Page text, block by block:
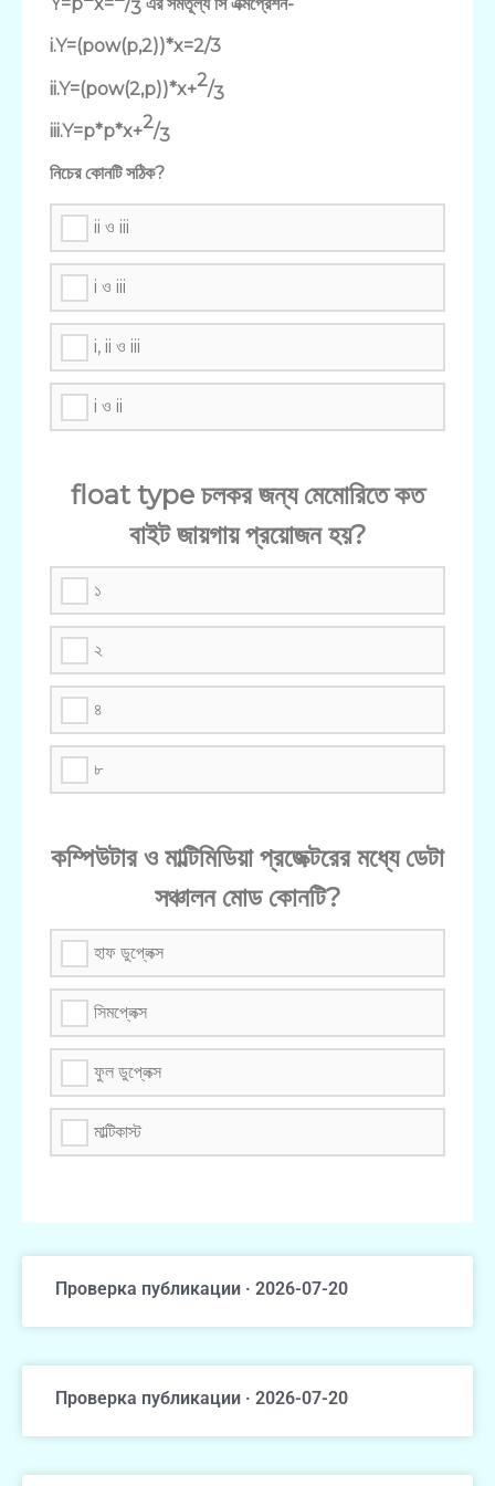
3
i.Y=(pow(p,2))*x=2/3
ii.Y=(pow(2,p))*x+2/3
iii.Y=p*p*x+2/3
নিচের কোনটি সঠিক?
ii ও iii
i ও iii
i, ii ও iii
i ও ii
float type চলকর জন্য মেমোরিতে কত
বাইট জায়গায় প্রয়োজন হয়?
১
২
৪
৮
কম্পিউটার ও মাল্টিমিডিয়া প্রজেক্টরের মধ্যে ডেটা
সঞ্চালন মোড কোনটি?
হাফ ডুপ্লেক্স
সিমপ্লেক্স
ফুল ডুপ্লেক্স
মাল্টিকাস্ট
Проверка публикации · 2026-07-20
Проверка публикации · 2026-07-20